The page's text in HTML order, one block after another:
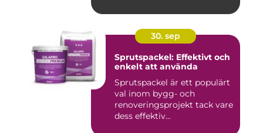
30. sep
Sprutspackel: Effektivt och
enkelt att använda
Sprutspackel är ett populärt
val inom bygg- och
renoveringsprojekt tack vare
dess effektiv...